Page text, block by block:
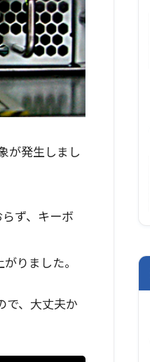
が発生しまし
ず、キーボ
りました。
で、大丈夫か